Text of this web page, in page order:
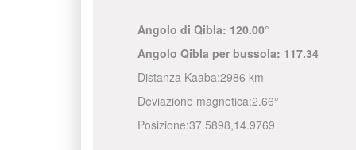
Angolo di Qibla: 120.00°
Angolo Qibla per bussola: 117.34
Distanza Kaaba:2986 km
Deviazione magnetica:2.66°
Posizione:37.5898,14.9769